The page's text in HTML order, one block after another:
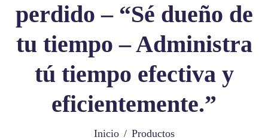
perdido – “Sé dueño de
tu tiempo – Administra
tú tiempo efectiva y
eficientemente.”
Inicio
Productos